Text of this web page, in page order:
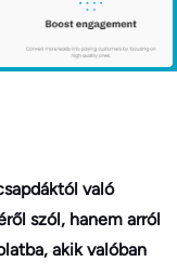
való
szól, hanem arról
akik valóban